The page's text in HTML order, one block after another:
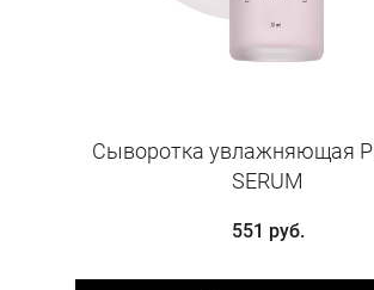
Сыворотка увлажняющая
SERUM
551 руб.